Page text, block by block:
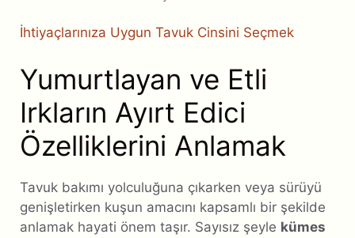
İhtiyaçlarınıza Uygun Tavuk Cinsini Seçmek
Yumurtlayan ve Etli
Irkların Ayırt Edici
Özelliklerini Anlamak
Tavuk bakımı yolculuğuna çıkarken veya sürüyü
genişletirken kuşun amacını kapsamlı bir şekilde
anlamak hayati önem taşır. Sayısız şeyle kümes